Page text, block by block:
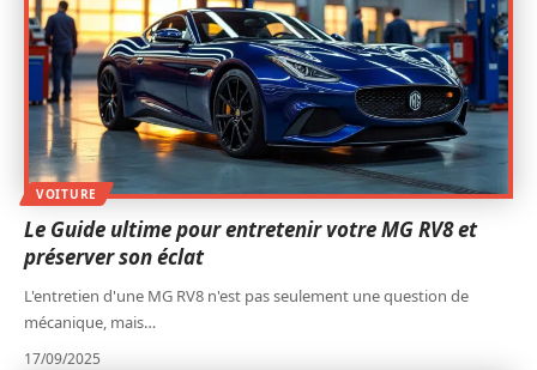
VOITURE
Le Guide ultime pour entretenir votre MG RV8 et
préserver son éclat
L'entretien d'une MG RV8 n'est pas seulement une question de
mécanique, mais…
17/09/2025